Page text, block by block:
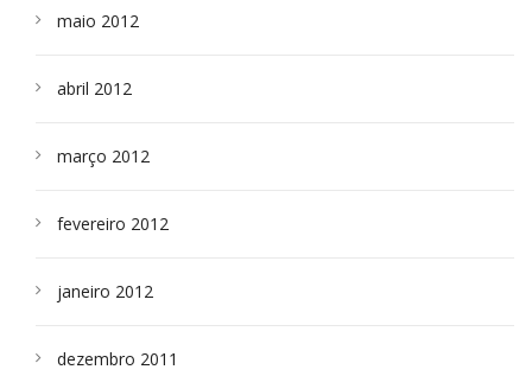
maio 2012
abril 2012
março 2012
fevereiro 2012
janeiro 2012
dezembro 2011